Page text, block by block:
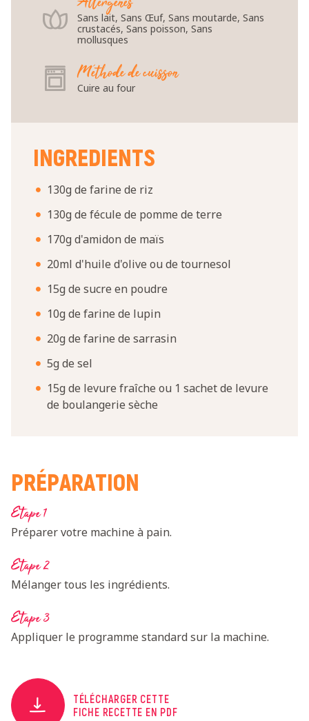
Sans lait, Sans Œuf, Sans moutarde, Sans
crustacés, Sans poisson, Sans
mollusques
Méthode de cuisson
Cuire au four
INGREDIENTS
130g de farine de riz
130g de fécule de pomme de terre
170g d'amidon de maïs
20ml d'huile d'olive ou de tournesol
15g de sucre en poudre
10g de farine de lupin
20g de farine de sarrasin
5g de sel
15g de levure fraîche ou 1 sachet de levure
de boulangerie sèche
PRÉPARATION
Etape 1
Préparer votre machine à pain.
Etape 2
Mélanger tous les ingrédients.
Etape 3
Appliquer le programme standard sur la machine.
TÉLÉCHARGER CETTE
FICHE RECETTE EN PDF